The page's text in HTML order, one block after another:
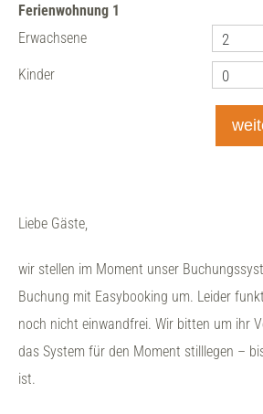
Ferienwohnung 1
Erwachsene
Kinder
Liebe Gäste,
wir stellen im Moment unser
Buchung mit Easybooking um. Leider
noch nicht einwandfrei. Wir bitten um ihr
das System für den Moment stilllegen –
ist.